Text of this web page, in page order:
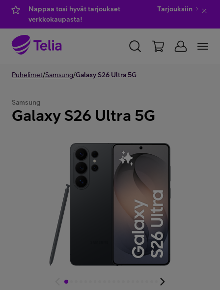
Nappaa tosi hyvät tarjoukset
verkkokaupasta!
Tarjouksiin
YKSITYISILLE YRITYKSILLE WHOLESALE
Minun Telia Yrityksille
Inspiroidu
Puhelimet/Samsung/Galaxy S26 Ultra 5G
Samsung
Galaxy S26 Ultra 5G